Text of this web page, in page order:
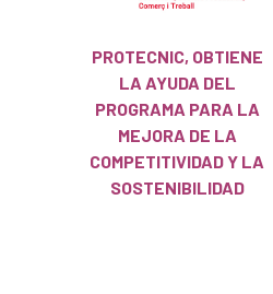
PROTECNIC, OBTIENE
LA AYUDA DEL
PROGRAMA PARA LA
MEJORA DE LA
COMPETITIVIDAD Y LA
SOSTENIBILIDAD